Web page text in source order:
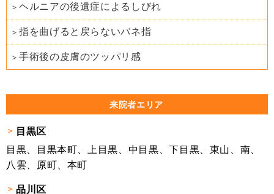
ヘルニアの後遺症によるしびれ
指を曲げると戻らないバネ指
手術後の皮膚のツッパリ感
来院者エリア
目黒区
目黒、目黒本町、上目黒、中目黒、下目黒、東山、南、
八雲、原町、本町
品川区